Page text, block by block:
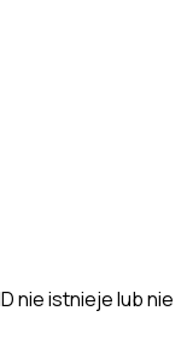
nie istnieje lub nie